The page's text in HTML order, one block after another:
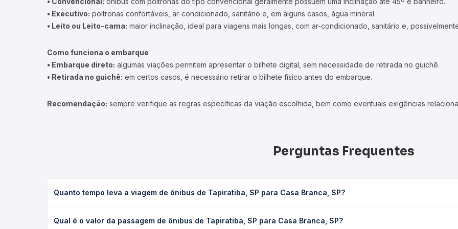
• Executivo: poltronas confortáveis, ar-condicionado, sanitário e, em alguns casos, água mineral.
• Leito ou Leito-cama: maior inclinação, ideal para viagens mais longas, com ar-condicionado, sanitário e,
Como funciona o embarque
• Embarque direto: algumas viações permitem apresentar o bilhete digital, sem necessidade de retirada no guichê.
• Retirada no guichê: em certos casos, é necessário retirar o bilhete físico antes do embarque.
Recomendação: sempre verifique as regras específicas da viação escolhida, bem como eventuais exigências
Perguntas Frequentes
Quanto tempo leva a viagem de ônibus de Tapiratiba, SP para Casa Branca, SP?
leito) e as condições de tráfego. Na Quero Passagem você consulta os horários disponíveis e vê a duração exata de
Qual é o valor da passagem de ônibus de Tapiratiba, SP para Casa Branca, SP?